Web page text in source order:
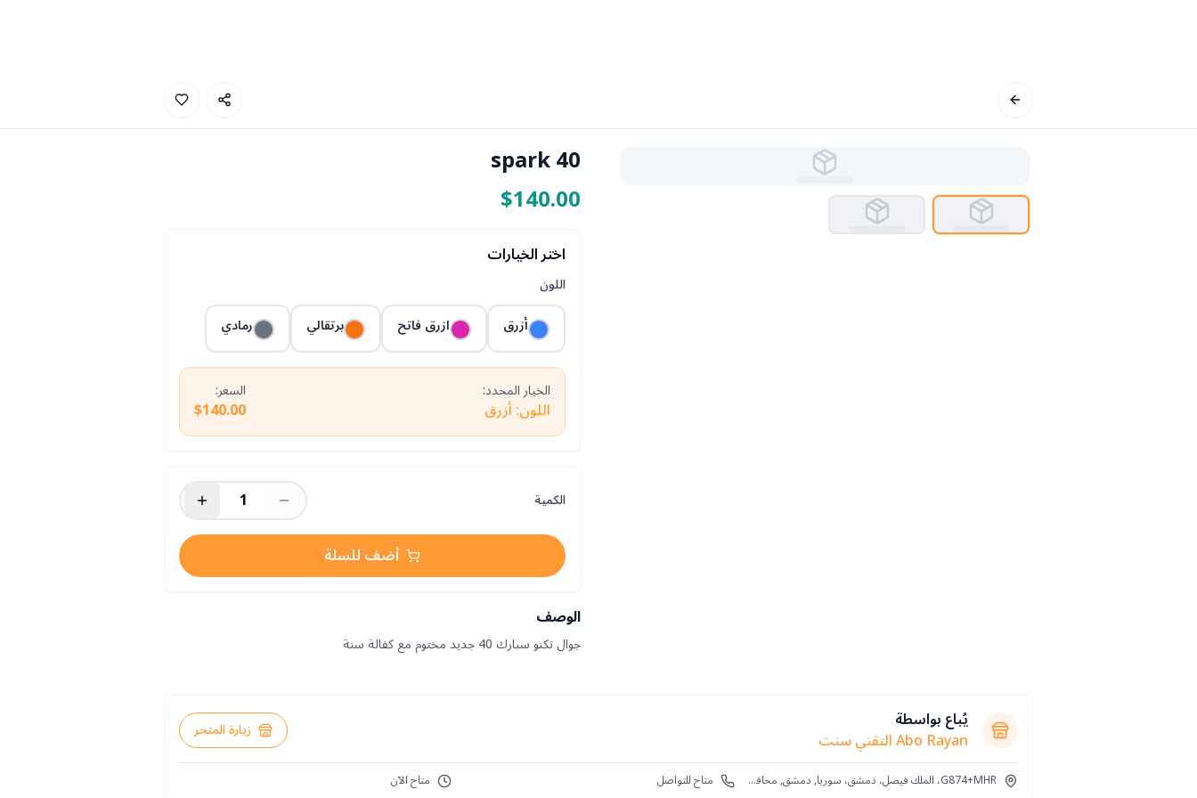
spark 40
$140.00
اختر الخيارات
اللون
أزرق
ازرق فاتح برتقالي رمادي
الخيار المحدد:
اللون: أزرق
السعر:
$140.00
الكمية
1
أضف للسلة
الوصف
جوال تكنو سبارك 40 جديد مختوم مع كفالة سنة
يُباع بواسطة
Abo Rayan التقني سنت زيارة المتجر
G874+MHR، الملك فيصل، دمشق، سوريا, دمشق, محافظة دمشق‎ متاح للتواصل متاح الآن